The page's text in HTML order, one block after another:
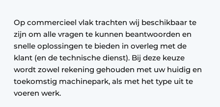
Op commercieel vlak trachten wij beschikbaar te
zijn om alle vragen te kunnen beantwoorden en
snelle oplossingen te bieden in overleg met de
klant (en de technische dienst). Bij deze keuze
wordt zowel rekening gehouden met uw huidig en
toekomstig machinepark, als met het type uit te
voeren werk.